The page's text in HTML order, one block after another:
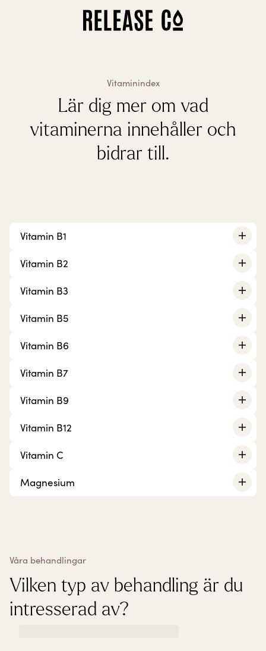
Biological Age Test
Våra kliniker
Om oss
Presentkort
Mina sidor
Vitaminindex
Lär dig mer om vad
vitaminerna innehåller och
bidrar till.
Vitamin B1
Vitamin B2
Vitamin B3
Vitamin B5
Vitamin B6
Vitamin B7
Vitamin B9
Vitamin B12
Vitamin C
Magnesium
Våra behandlingar
Vilken typ av behandling är du
intresserad av?